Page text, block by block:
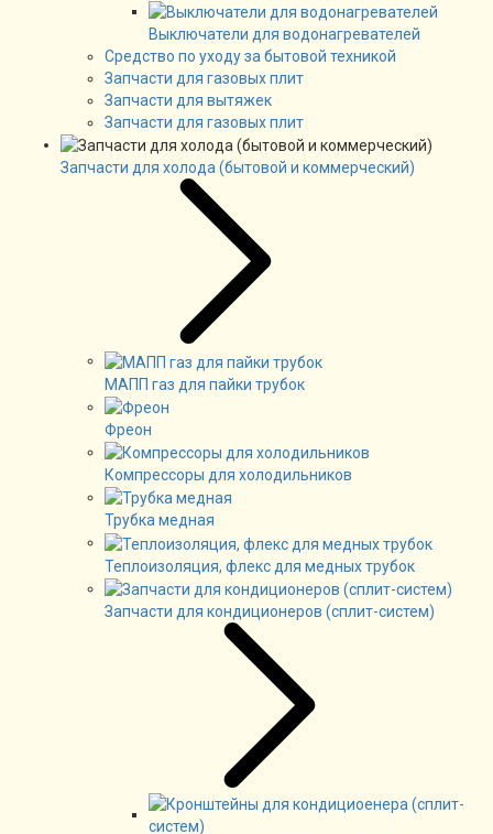
Выключатели для водонагревателей
Средство по уходу за бытовой техникой
Запчасти для газовых плит
Запчасти для вытяжек
Запчасти для газовых плит
Запчасти для холода (бытовой и коммерческий)
МАПП газ для пайки трубок
Фреон
Компрессоры для холодильников
Трубка медная
Теплоизоляция, флекс для медных трубок
Запчасти для кондиционеров (сплит-систем)